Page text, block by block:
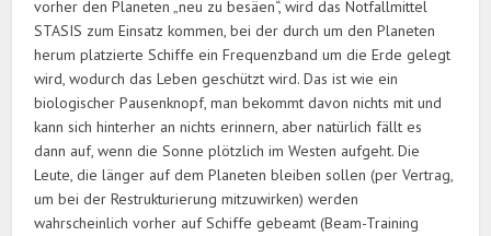
vorher den Planeten „neu zu besäen“, wird das Notfallmittel
STASIS zum Einsatz kommen, bei der durch um den Planeten
herum platzierte Schiffe ein Frequenzband um die Erde gelegt
wird, wodurch das Leben geschützt wird. Das ist wie ein
biologischer Pausenknopf, man bekommt davon nichts mit und
kann sich hinterher an nichts erinnern, aber natürlich fällt es
dann auf, wenn die Sonne plötzlich im Westen aufgeht. Die
Leute, die länger auf dem Planeten bleiben sollen (per Vertrag,
um bei der Restrukturierung mitzuwirken) werden
wahrscheinlich vorher auf Schiffe gebeamt (Beam-Training